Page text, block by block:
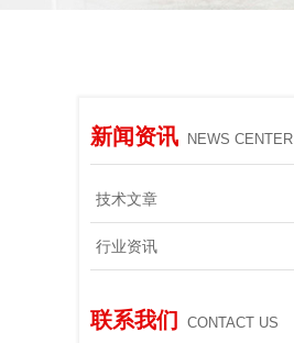
新闻资讯 NEWS CENTER
技术文章
行业资讯
联系我们 CONTACT US